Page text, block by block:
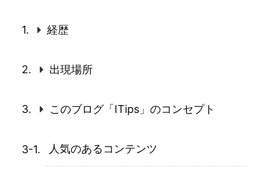
経歴
出現場所
このブログ「ITips」のコンセプト
人気のあるコンテンツ